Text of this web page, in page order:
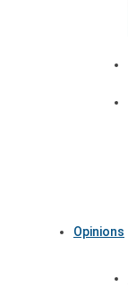
Opinions